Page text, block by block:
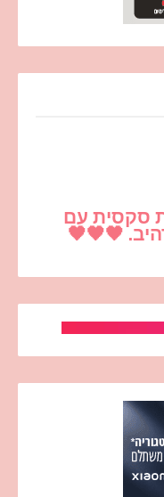
סקסית עם
🖤🖤🖤